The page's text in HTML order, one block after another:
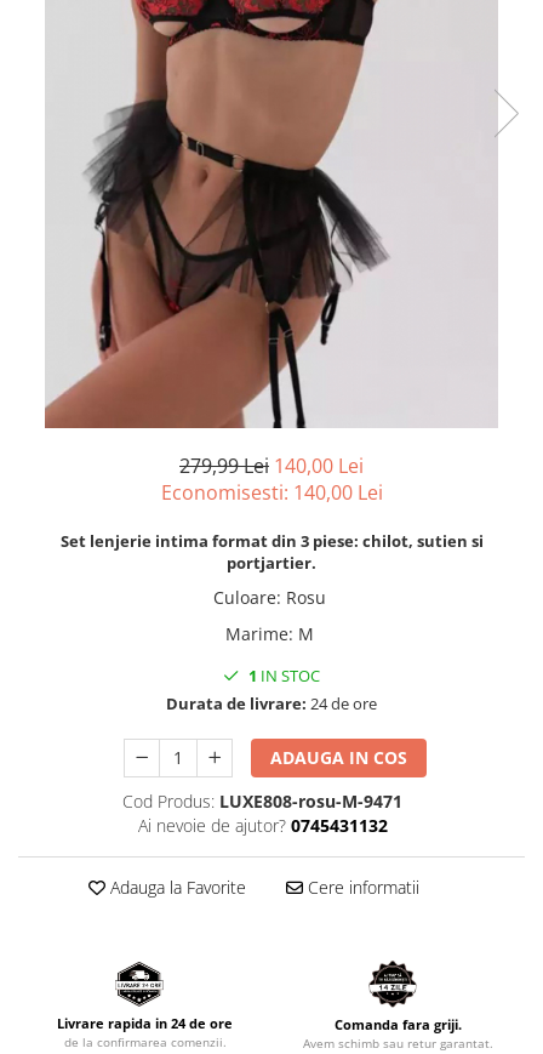
279,99 Lei 140,00 Lei
Economisesti: 140,00 Lei
Set lenjerie intima format din 3 piese: chilot, sutien si
portjartier.
Culoare: Rosu
Marime: M
1 IN STOC
Durata de livrare: 24 de ore
ADAUGA IN COS
Cod Produs: LUXE808-rosu-M-9471
Ai nevoie de ajutor? 0745431132
Adauga la Favorite Cere informatii
Livrare rapida in 24 de ore
de la confirmarea comenzii.
Comanda fara griji.
Avem schimb sau retur garantat.